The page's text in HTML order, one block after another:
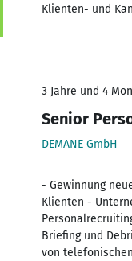
Klienten- und
3 Jahre und 4
Senior
DEMANE GmbH
- Gewinnung
Klienten -
Briefing und
von